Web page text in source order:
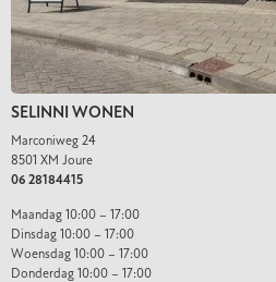
SELINNI WONEN
Marconiweg 24
8501 XM Joure
06 28184415
Maandag 10:00 – 17:00
Dinsdag 10:00 – 17:00
Woensdag 10:00 – 17:00
Donderdag 10:00 – 17:00